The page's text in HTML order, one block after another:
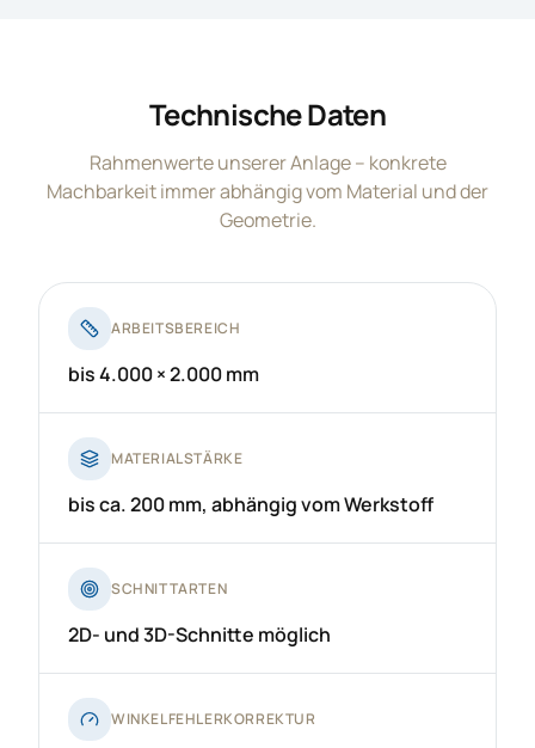
Technische Daten
Rahmenwerte unserer Anlage – konkrete
Machbarkeit immer abhängig vom Material und der
Geometrie.
ARBEITSBEREICH
bis 4.000 × 2.000 mm
MATERIALSTÄRKE
bis ca. 200 mm, abhängig vom Werkstoff
SCHNITTARTEN
2D- und 3D-Schnitte möglich
WINKELFEHLERKORREKTUR